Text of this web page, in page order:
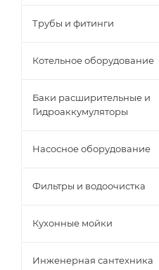
Трубы и фитинги
Котельное оборудование
Баки расширительные и
Гидроаккумуляторы
Насосное оборудование
Фильтры и водоочистка
Кухонные мойки
Инженерная сантехника